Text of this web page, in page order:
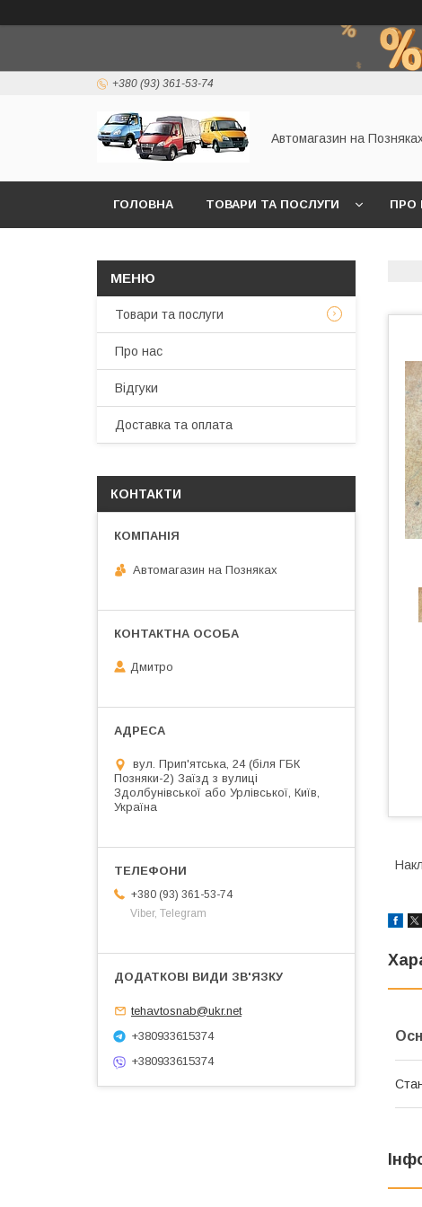
+380 (93) 361-53-74
Автомагазин на
ГОЛОВНА ТОВАРИ ТА ПОСЛУГИ ПРО
Товари та послуги
Про нас
Відгуки
Доставка та оплата
КОНТАКТИ
Автомагазин на Позняках
Дмитро
вул. Прип'ятська, 24 (біля ГБК
Позняки-2) Заїзд з вулиці
Здолбунівської або Урлівської, Київ,
Україна
+380 (93) 361-53-74
Viber, Telegram
tehavtosnab@ukr.net
+380933615374
+380933615374